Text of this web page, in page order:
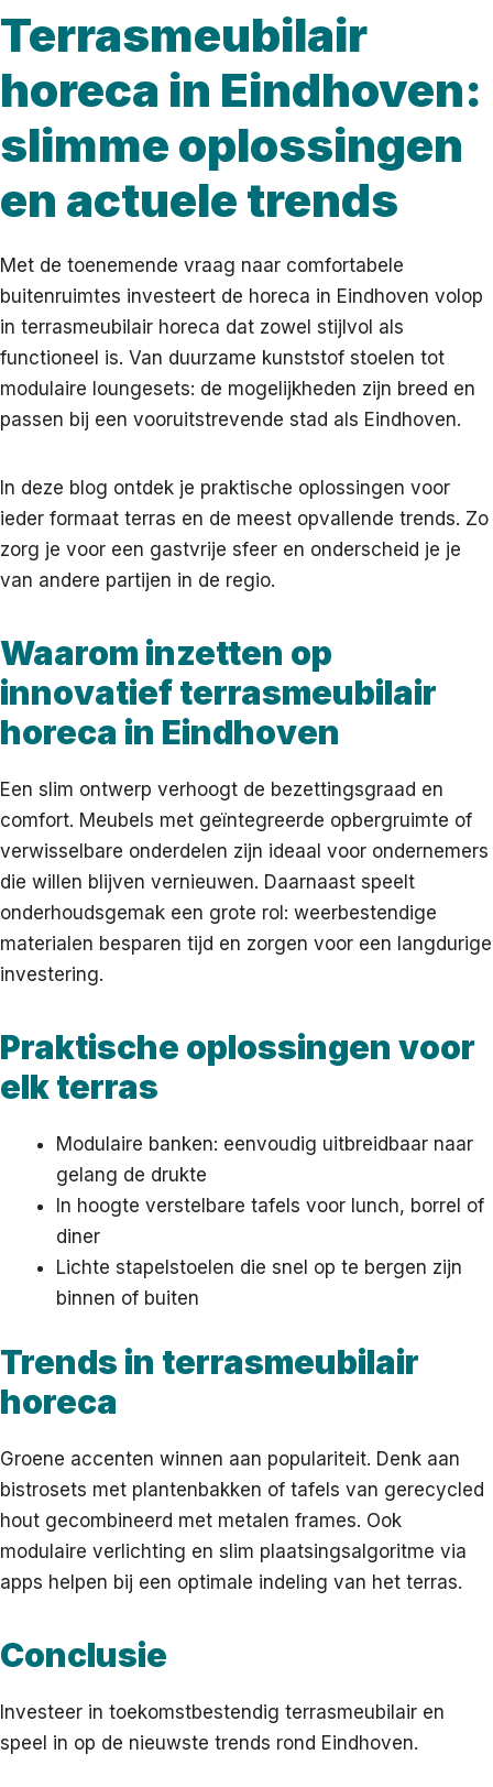
Terrasmeubilair
horeca in Eindhoven:
slimme oplossingen
en actuele trends
Met de toenemende vraag naar comfortabele
buitenruimtes investeert de horeca in Eindhoven volop
in terrasmeubilair horeca dat zowel stijlvol als
functioneel is. Van duurzame kunststof stoelen tot
modulaire loungesets: de mogelijkheden zijn breed en
passen bij een vooruitstrevende stad als Eindhoven.
In deze blog ontdek je praktische oplossingen voor
ieder formaat terras en de meest opvallende trends. Zo
zorg je voor een gastvrije sfeer en onderscheid je je
van andere partijen in de regio.
Waarom inzetten op
innovatief terrasmeubilair
horeca in Eindhoven
Een slim ontwerp verhoogt de bezettingsgraad en
comfort. Meubels met geïntegreerde opbergruimte of
verwisselbare onderdelen zijn ideaal voor ondernemers
die willen blijven vernieuwen. Daarnaast speelt
onderhoudsgemak een grote rol: weerbestendige
materialen besparen tijd en zorgen voor een langdurige
investering.
Praktische oplossingen voor
elk terras
Modulaire banken: eenvoudig uitbreidbaar naar
gelang de drukte
In hoogte verstelbare tafels voor lunch, borrel of
diner
Lichte stapelstoelen die snel op te bergen zijn
binnen of buiten
Trends in terrasmeubilair
horeca
Groene accenten winnen aan populariteit. Denk aan
bistrosets met plantenbakken of tafels van gerecycled
hout gecombineerd met metalen frames. Ook
modulaire verlichting en slim plaatsingsalgoritme via
apps helpen bij een optimale indeling van het terras.
Conclusie
Investeer in toekomstbestendig terrasmeubilair en
speel in op de nieuwste trends rond Eindhoven.